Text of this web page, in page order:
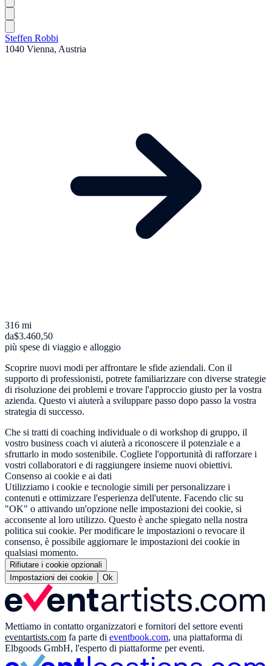
Steffen Robbi
1040 Vienna, Austria
316 mi
da$3.460,50
più spese di viaggio e alloggio
Scoprire nuovi modi per affrontare le sfide aziendali. Con il
supporto di professionisti, potrete familiarizzare con diverse strategie
di risoluzione dei problemi e trovare l'approccio giusto per la vostra
azienda. Questo vi aiuterà a sviluppare passo dopo passo la vostra
strategia di successo.
Che si tratti di coaching individuale o di workshop di gruppo, il
vostro business coach vi aiuterà a riconoscere il potenziale e a
sfruttarlo in modo sostenibile. Cogliete l'opportunità di rafforzare i
vostri collaboratori e di raggiungere insieme nuovi obiettivi.
Consenso ai cookie e ai dati
Utilizziamo i cookie e tecnologie simili per personalizzare i
contenuti e ottimizzare l'esperienza dell'utente. Facendo clic su
"OK" o attivando un'opzione nelle impostazioni dei cookie, si
acconsente al loro utilizzo. Questo è anche spiegato nella nostra
politica sui cookie. Per modificare le impostazioni o revocare il
consenso, è possibile aggiornare le impostazioni dei cookie in
qualsiasi momento.
Rifiutare i cookie opzionali
Impostazioni dei cookie
Ok
Mettiamo in contatto organizzatori e fornitori del settore eventi
eventartists.com fa parte di eventbook.com, una piattaforma di
Elbgoods GmbH, l'esperto di piattaforme per eventi.